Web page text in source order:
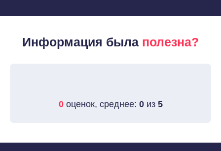
Информация была полезна?
0оценок, среднее: 0из 5